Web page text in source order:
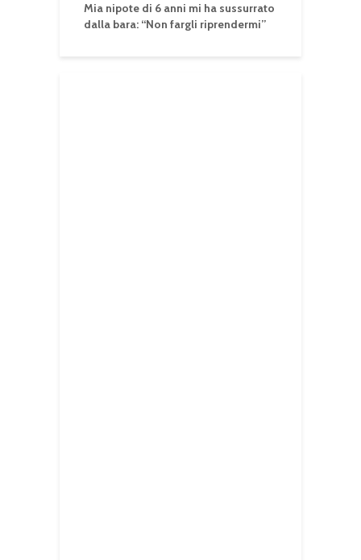
Mia nipote di 6 anni mi ha sussurrato
dalla bara: “Non fargli riprendermi”